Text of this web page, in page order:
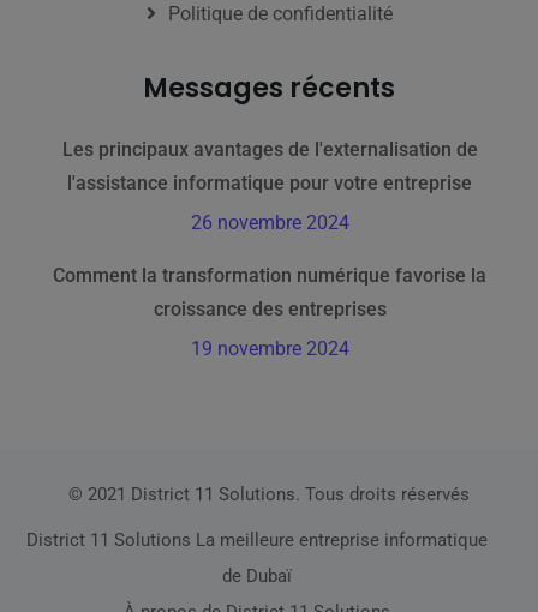
Politique de confidentialité
Messages récents
Les principaux avantages de l'externalisation de
l'assistance informatique pour votre entreprise
26 novembre 2024
Comment la transformation numérique favorise la
croissance des entreprises
19 novembre 2024
© 2021 District 11 Solutions. Tous droits réservés
District 11 Solutions La meilleure entreprise informatique
de Dubaï